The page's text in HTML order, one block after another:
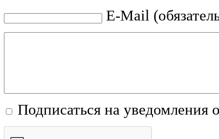
E-Mail
Подписаться на уведомления